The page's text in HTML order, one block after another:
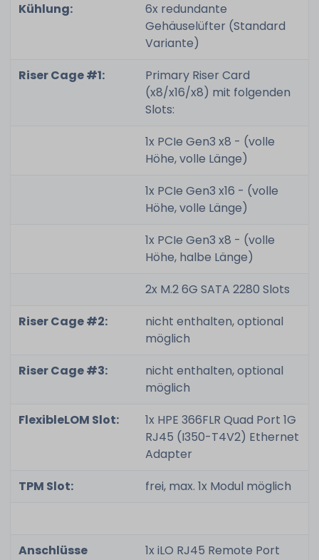
Kühlung:
6x redundante
Gehäuselüfter (Standard
Variante)
Riser Cage #1:
Primary Riser Card
(x8/x16/x8) mit folgenden
Slots:
1x PCIe Gen3 x8 - (volle
Höhe, volle Länge)
1x PCIe Gen3 x16 - (volle
Höhe, volle Länge)
1x PCIe Gen3 x8 - (volle
Höhe, halbe Länge)
2x M.2 6G SATA 2280 Slots
Riser Cage #2:
nicht enthalten, optional
möglich
Riser Cage #3:
nicht enthalten, optional
möglich
FlexibleLOM Slot:
1x HPE 366FLR Quad Port 1G
RJ45 (I350-T4V2) Ethernet
Adapter
TPM Slot:
frei, max. 1x Modul möglich
Anschlüsse
1x iLO RJ45 Remote Port